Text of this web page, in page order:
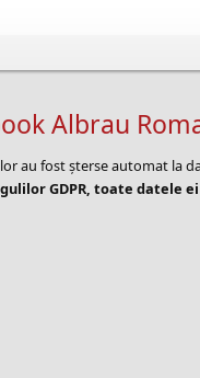
Albrau
au fost șterse automat la
GDPR, toate datele